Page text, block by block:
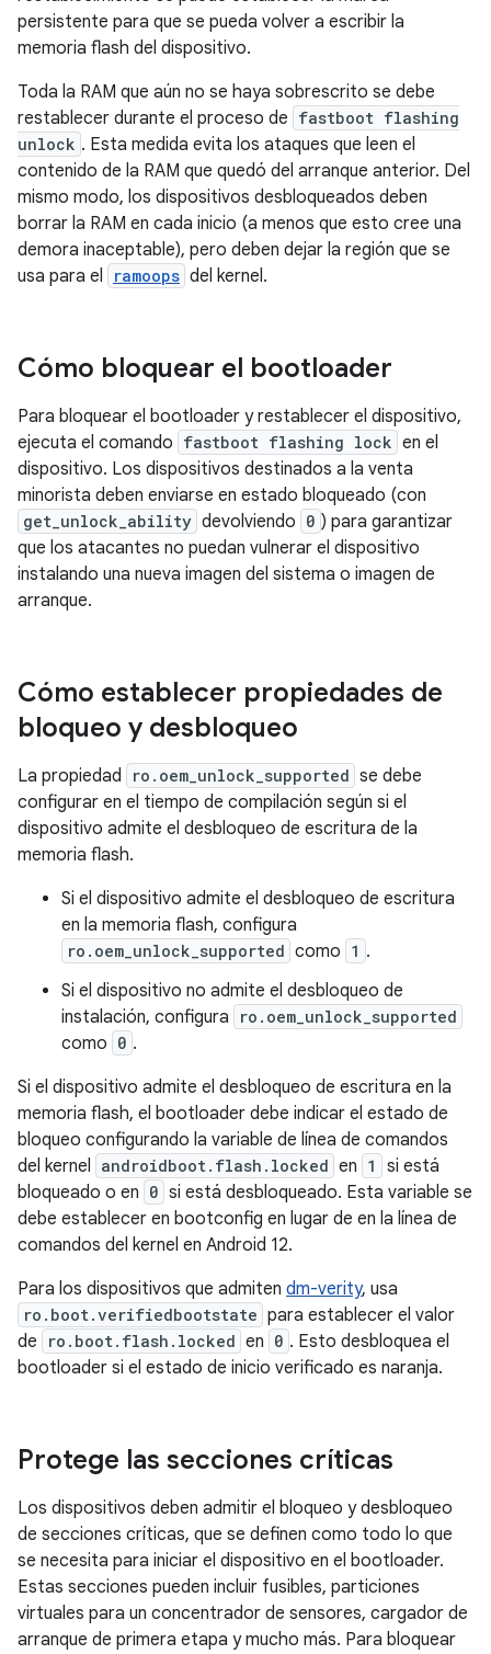
persistente para que se pueda volver a escribir la
memoria flash del dispositivo.
Toda la RAM que aún no se haya sobrescrito se debe
restablecer durante el proceso de fastboot flashing
unlock . Esta medida evita los ataques que leen el
contenido de la RAM que quedó del arranque anterior. Del
mismo modo, los dispositivos desbloqueados deben
borrar la RAM en cada inicio (a menos que esto cree una
demora inaceptable), pero deben dejar la región que se
usa para el
ramoops del kernel.
Cómo bloquear el bootloader
Para bloquear el bootloader y restablecer el dispositivo,
ejecuta el comando fastboot flashing lock en el
dispositivo. Los dispositivos destinados a la venta
minorista deben enviarse en estado bloqueado (con
get_unlock_ability devolviendo 0 ) para garantizar
que los atacantes no puedan vulnerar el dispositivo
instalando una nueva imagen del sistema o imagen de
arranque.
Cómo establecer propiedades de
bloqueo y desbloqueo
La propiedad ro.oem_unlock_supported se debe
configurar en el tiempo de compilación según si el
dispositivo admite el desbloqueo de escritura de la
memoria flash.
Si el dispositivo admite el desbloqueo de escritura
en la memoria flash, configura
ro.oem_unlock_supported como 1 .
Si el dispositivo no admite el desbloqueo de
instalación, configura
ro.oem_unlock_supported
como 0 .
Si el dispositivo admite el desbloqueo de escritura en la
memoria flash, el bootloader debe indicar el estado de
bloqueo configurando la variable de línea de comandos
del kernel androidboot.flash.locked en 1
si está
bloqueado o en 0 si está desbloqueado. Esta variable se
debe establecer en bootconfig en lugar de en la línea de
comandos del kernel en Android 12.
Para los dispositivos que admiten dm-verity, usa
ro.boot.verifiedbootstate para establecer el valor
de
ro.boot.flash.locked en 0 . Esto desbloquea el
bootloader si el estado de inicio verificado es naranja.
Protege las secciones críticas
Los dispositivos deben admitir el bloqueo y desbloqueo
de secciones críticas, que se definen como todo lo que
se necesita para iniciar el dispositivo en el bootloader.
Estas secciones pueden incluir fusibles, particiones
virtuales para un concentrador de sensores, cargador de
arranque de primera etapa y mucho más. Para bloquear